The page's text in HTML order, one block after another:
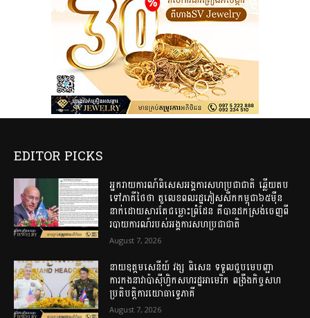
EDITOR PICKS
អ្នករាយការណ៍ពិសេសអង្គការសហប្រជាជាតិ ឆ្លើយតប
ទៅភាគីថៃថា តួលេខពលរដ្ឋភៀសសឹកកម្ពុជា៦៥ម៉ឺន
នាក់ដោយសារតែជម្លោះព្រំដែន គឺបានដកស្រង់ចេញពី
របាយការណ៍របស់អង្គការសហប្រជាជាតិ
August 7, 2026
នាយឧត្តមសេនីយ៍ វង្ស ពិសេន ទទួលជួបមេបញ្ជា
ការកងនាវាប៉ាស៊ីហ្វិកសហរដ្ឋអាមេរិក ពង្រឹងកិច្ចសហ
ប្រតិបត្តិការយោធាទ្វេភាគី
August 7, 2026